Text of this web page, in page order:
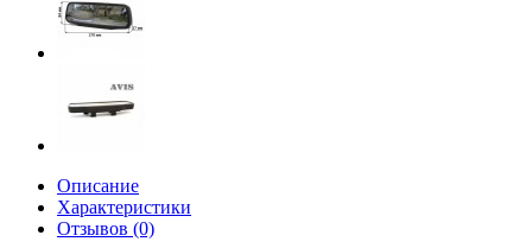
Описание
Характеристики
Отзывов (0)